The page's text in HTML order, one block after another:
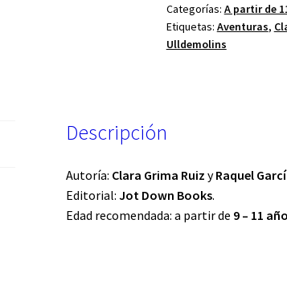
Categorías: A partir de
Etiquetas: Aventuras,
Ulldemolins
Descripción
Autoría: Clara Grima Ruiz yRaquel
Editorial: Jot Down Books.
Edad recomendada: a partir de 9 – 11